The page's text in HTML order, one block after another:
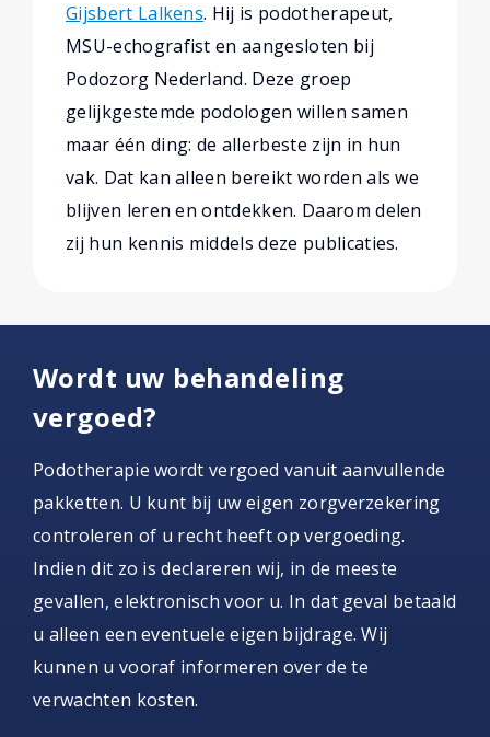
Gijsbert Lalkens. Hij is podotherapeut,
MSU-echografist en aangesloten bij
Podozorg Nederland. Deze groep
gelijkgestemde podologen willen samen
maar één ding: de allerbeste zijn in hun
vak. Dat kan alleen bereikt worden als we
blijven leren en ontdekken. Daarom delen
zij hun kennis middels deze publicaties.
Wordt uw behandeling
vergoed?
Podotherapie wordt vergoed vanuit aanvullende
pakketten. U kunt bij uw eigen zorgverzekering
controleren of u recht heeft op vergoeding.
Indien dit zo is declareren wij, in de meeste
gevallen, elektronisch voor u. In dat geval betaald
u alleen een eventuele eigen bijdrage. Wij
kunnen u vooraf informeren over de te
verwachten kosten.